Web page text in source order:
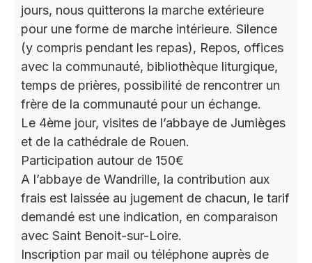
jours, nous quitterons la marche extérieure
pour une forme de marche intérieure. Silence
(y compris pendant les repas), Repos, offices
avec la communauté, bibliothèque liturgique,
temps de prières, possibilité de rencontrer un
frère de la communauté pour un échange.
Le 4ème jour, visites de l’abbaye de Jumièges
et de la cathédrale de Rouen.
Participation autour de 150€
A l’abbaye de Wandrille, la contribution aux
frais est laissée au jugement de chacun, le tarif
demandé est une indication, en comparaison
avec Saint Benoit-sur-Loire.
Inscription par mail ou téléphone auprès de